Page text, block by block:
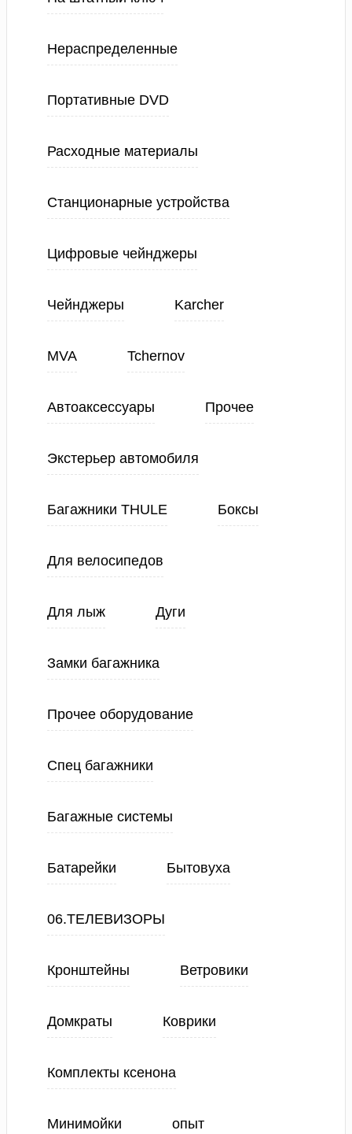
Нераспределенные
Портативные DVD
Расходные материалы
Станционарные устройства
Цифровые чейнджеры
Чейнджеры Karcher
MVA Tchernov
Автоаксессуары Прочее
Экстерьер автомобиля
Багажники THULE Боксы
Для велосипедов
Для лыж Дуги
Замки багажника
Прочее оборудование
Спец багажники
Багажные системы
Батарейки Бытовуха
06.ТЕЛЕВИЗОРЫ
Кронштейны Ветровики
Домкраты Коврики
Комплекты ксенона
Минимойки опыт